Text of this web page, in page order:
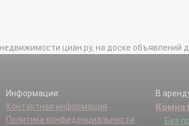
циан.ру, на доске объявлений
Информация:
Контактная информация
Политика конфиденциальности
В
Без